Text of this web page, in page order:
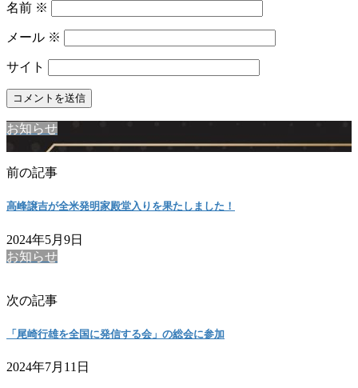
名前 ※
メール ※
サイト
お知らせ
前の記事
高峰譲吉が全米発明家殿堂入りを果たしました！
2024年5月9日
お知らせ
次の記事
「尾崎行雄を全国に発信する会」の総会に参加
2024年7月11日